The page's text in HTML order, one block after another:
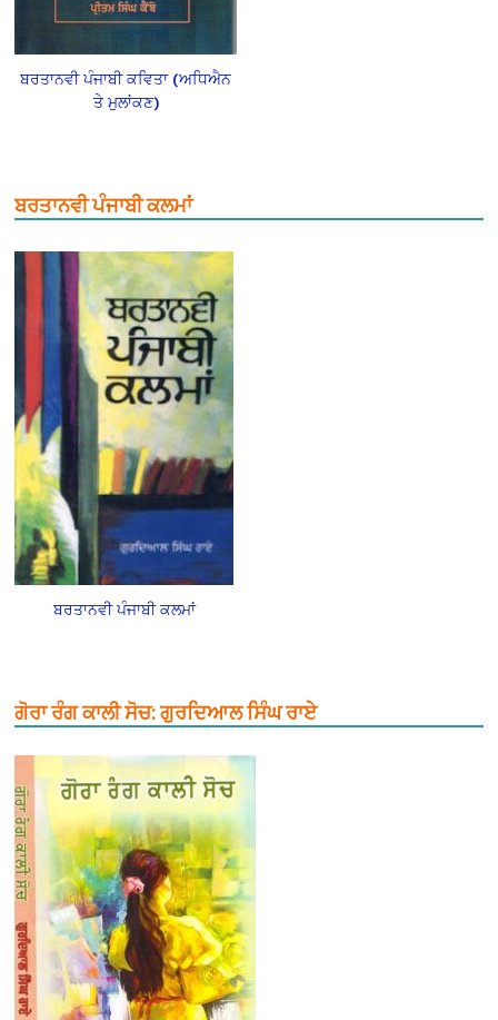
ਬਰਤਾਨਵੀ ਪੰਜਾਬੀ ਕਵਿਤਾ (ਅਧਿਐਨ
ਤੇ ਮੁਲਾਂਕਣ)
ਬਰਤਾਨਵੀ ਪੰਜਾਬੀ ਕਲਮਾਂ
ਬਰਤਾਨਵੀ ਪੰਜਾਬੀ ਕਲਮਾਂ
ਗੋਰਾ ਰੰਗ ਕਾਲੀ ਸੋਚ: ਗੁਰਦਿਆਲ ਸਿੰਘ ਰਾਏ